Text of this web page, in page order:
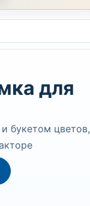
для
букетом цветов,